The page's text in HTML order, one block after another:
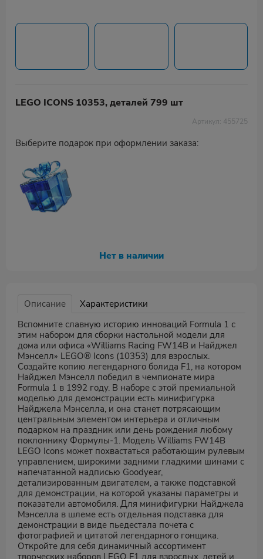
LEGO ICONS 10353, деталей 799 шт
Артикул: 455725
Выберите подарок при оформлении заказа:
Нет в наличии
Описание
Характеристики
Вспомните славную историю инноваций Formula 1 с
этим набором для сборки настольной модели для
дома или офиса «Williams Racing FW14B и Найджел
Мэнселл» LEGO® Icons (10353) для взрослых.
Создайте копию легендарного болида F1, на котором
Найджел Мэнселл победил в чемпионате мира
Formula 1 в 1992 году. В наборе с этой премиальной
моделью для демонстрации есть минифигурка
Найджела Мэнселла, и она станет потрясающим
центральным элементом интерьера и отличным
подарком на праздник или день рождения любому
поклоннику Формулы-1. Модель Williams FW14B
LEGO Icons может похвастаться работающим рулевым
управлением, широкими задними гладкими шинами с
напечатанной надписью Goodyear,
детализированным двигателем, а также подставкой
для демонстрации, на которой указаны параметры и
показатели автомобиля. Для минифигурки Найджела
Мэнселла в шлеме есть отдельная подставка для
демонстрации в виде пьедестала почета с
фотографией и цитатой легендарного гонщика.
Откройте для себя динамичный ассортимент
творческих наборов LEGO F1 для взрослых, детей и